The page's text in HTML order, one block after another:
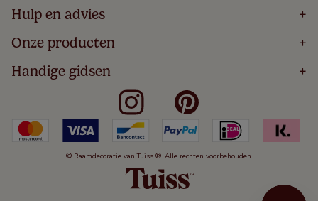
Home
Over
Bestellen
Winacties
Veelgestelde Vragen
Hulp en advies +
Volg Je Bestelling
Levering
5 Jaar Garantie
Algemene Voorwaarden
Kindveiligheid
Cookies
Herroepingsrecht
Onze producten +
Houten Jaloezieën
Rolgordijnen
Verticale Jaloezieën
Duo Rolgordijnen
Duo Plisségordijnen
Handige gidsen +
Meten Voor Raamdecoratie
Badkamer Raamdecoratie
Slaapkamer Raamdecoratie
Keuken Raamdecoratie
De Jaloezieën Gids
Jaloezieënwoordenboek
© Raamdecoratie van Tuiss ®. Alle rechten voorbehouden.